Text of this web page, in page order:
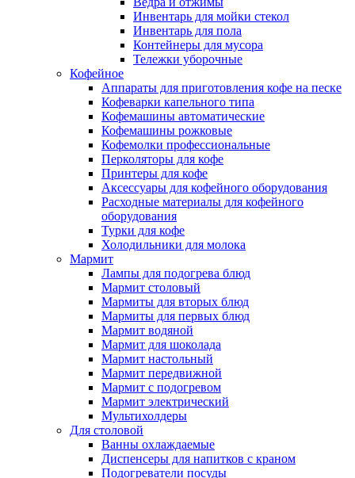
Инвентарь для мойки стекол
Инвентарь для пола
Контейнеры для мусора
Тележки уборочные
Кофейное
Аппараты для приготовления кофе на песке
Кофеварки капельного типа
Кофемашины автоматические
Кофемашины рожковые
Кофемолки профессиональные
Перколяторы для кофе
Принтеры для кофе
Аксессуары для кофейного оборудования
Расходные материалы для кофейного
оборудования
Турки для кофе
Холодильники для молока
Мармит
Лампы для подогрева блюд
Мармит столовый
Мармиты для вторых блюд
Мармиты для первых блюд
Мармит водяной
Мармит для шоколада
Мармит настольный
Мармит передвижной
Мармит с подогревом
Мармит электрический
Мультихолдеры
Для столовой
Ванны охлаждаемые
Диспенсеры для напитков с краном
Подогреватели посуды